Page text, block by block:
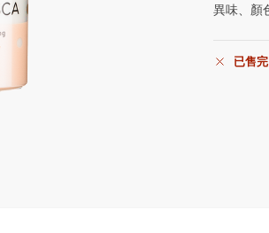
異味、顏
已售完